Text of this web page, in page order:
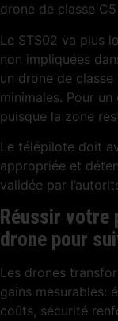
drone de classe
Le STS02 va plus
non impliquées
un drone de
minimales. Pour
puisque la zone
Le télépilote doit
appropriée et
validée par
Réussir votre
drone pour
Les drones
gains mesurables:
coûts, sécurité